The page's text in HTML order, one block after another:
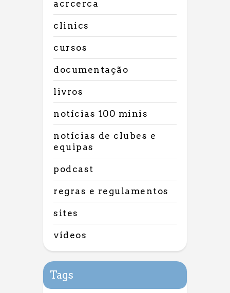
acrcerca
clinics
cursos
documentação
livros
notícias 100 minis
notícias de clubes e
equipas
podcast
regras e regulamentos
sites
vídeos
Tags